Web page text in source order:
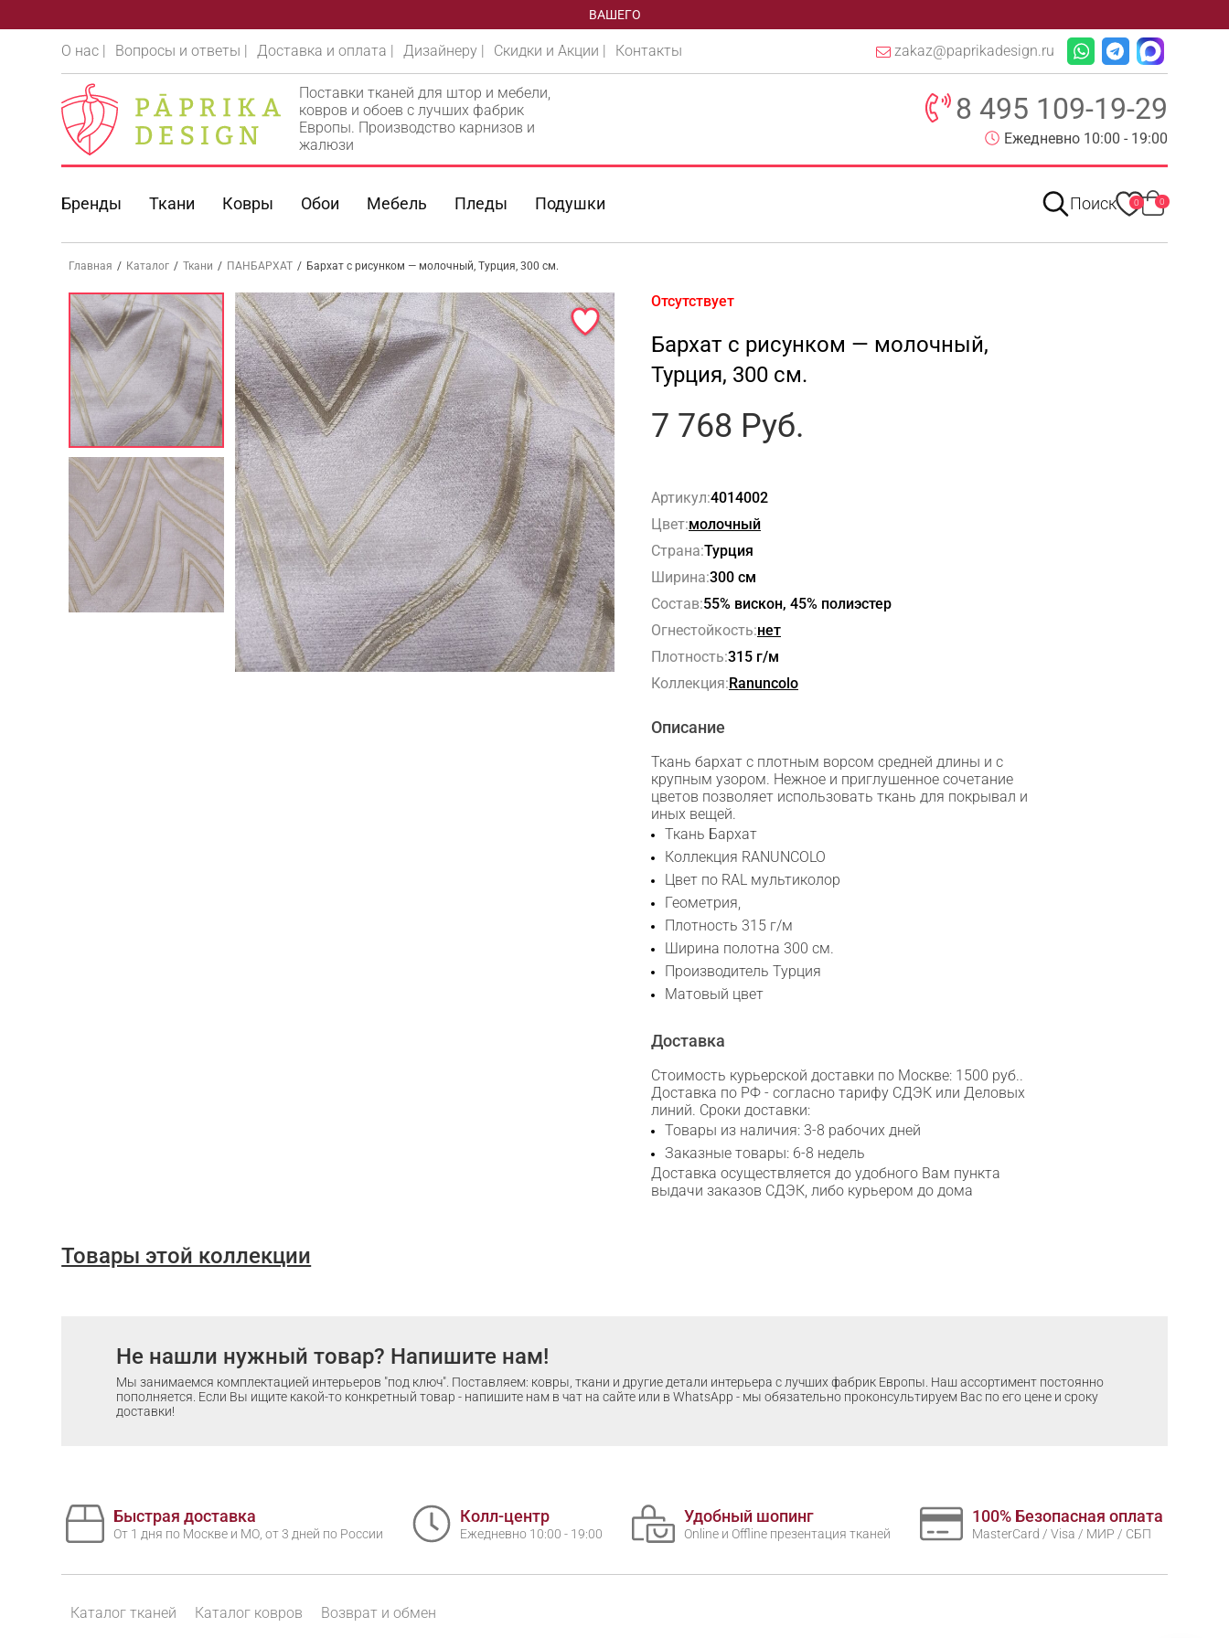
ВАШЕГО
О нас | Вопросы и ответы | Доставка и оплата | Дизайнеру | Скидки и Акции | Контакты zakaz@paprikadesign.ru
Поставки тканей для штор и мебели,
ковров и обоев с лучших фабрик
Европы. Производство карнизов и
жалюзи
8 495 109-19-29
Ежедневно 10:00 - 19:00
Бренды Ткани Ковры Обои Мебель Пледы Подушки Поиск 0 0
Главная / Каталог / Ткани / ПАНБАРХАТ / Бархат с рисунком — молочный, Турция, 300 см.
Отсутствует
Бархат с рисунком — молочный,
Турция, 300 см.
7 768 Руб.
Артикул:4014002
Цвет:молочный
Страна:Турция
Ширина:300 см
Состав:55% вискон, 45% полиэстер
Огнестойкость:нет
Плотность:315 г/м
Коллекция:Ranuncolo
Описание
Ткань бархат с плотным ворсом средней длины и с
крупным узором. Нежное и приглушенное сочетание
цветов позволяет использовать ткань для покрывал и
иных вещей.
Ткань Бархат
Коллекция RANUNCOLO
Цвет по RAL мультиколор
Геометрия,
Плотность 315 г/м
Ширина полотна 300 см.
Производитель Турция
Матовый цвет
Доставка
Стоимость курьерской доставки по Москве: 1500 руб..
Доставка по РФ - согласно тарифу СДЭК или Деловых
линий. Сроки доставки:
Товары из наличия: 3-8 рабочих дней
Заказные товары: 6-8 недель
Доставка осуществляется до удобного Вам пункта
выдачи заказов СДЭК, либо курьером до дома
Товары этой коллекции
Не нашли нужный товар? Напишите нам!
Мы занимаемся комплектацией интерьеров "под ключ". Поставляем: ковры, ткани и другие детали интерьера с лучших фабрик Европы. Наш ассортимент постоянно
пополняется. Если Вы ищите какой-то конкретный товар - напишите нам в чат на сайте или в WhatsApp - мы обязательно проконсультируем Вас по его цене и сроку
доставки!
Быстрая доставка
От 1 дня по Москве и МО, от 3 дней по России
Колл-центр
Ежедневно 10:00 - 19:00
Удобный шопинг
Online и Offline презентация тканей
100% Безопасная оплата
MasterCard / Visa / МИР / СБП
Каталог тканей Каталог ковров Возврат и обмен
WhatsApp